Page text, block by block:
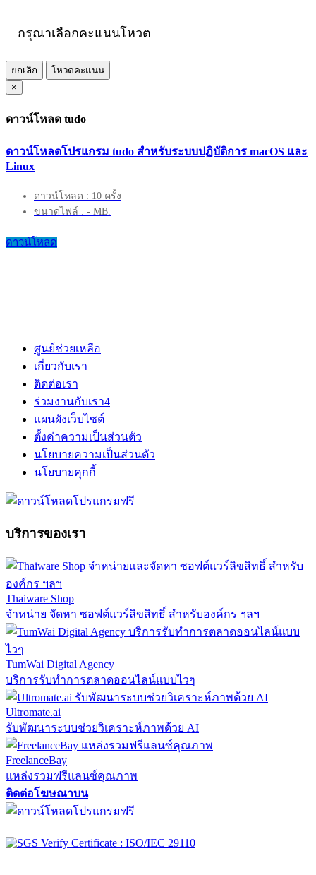
กรุณาเลือกคะแนนโหวต
ยกเลิก
โหวตคะแนน
×
ดาวน์โหลด tudo
ดาวน์โหลดโปรแกรม tudo สำหรับระบบปฏิบัติการ macOS และ
Linux
ดาวน์โหลด : 10 ครั้ง
ขนาดไฟล์ : - MB.
ดาวน์โหลด
ศูนย์ช่วยเหลือ
เกี่ยวกับเรา
ติดต่อเรา
ร่วมงานกับเรา4
แผนผังเว็บไซต์
ตั้งค่าความเป็นส่วนตัว
นโยบายความเป็นส่วนตัว
นโยบายคุกกี้
บริการของเรา
Thaiware Shop
จำหน่าย จัดหา ซอฟต์แวร์ลิขสิทธิ์ สำหรับองค์กร ฯลฯ
TumWai Digital Agency
บริการรับทำการตลาดออนไลน์แบบไวๆ
Ultromate.ai
รับพัฒนาระบบช่วยวิเคราะห์ภาพด้วย AI
FreelanceBay
แหล่งรวมฟรีแลนซ์คุณภาพ
ติดต่อโฆษณาบน